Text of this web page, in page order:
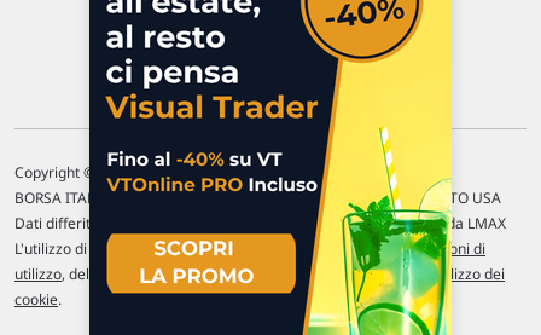
Contattaci
Copyright © 1996-2026 Traderlink Italia s.r.l.
BORSA ITALIANA Quotazioni di borsa differite di 15 min. / MERCATO USA
Dati differiti di 15 min. (fonte Intrinio) / FOREX Quotazioni fornite da LMAX
L'utilizzo di questo sito implica l'accettazione delle nostre Condizioni di
utilizzo, del Disclaimer MAR, dellePolitiche sulla privacye dell' Utilizzo dei
cookie.